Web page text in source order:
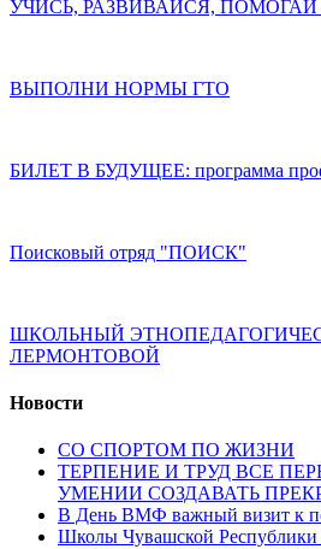
УЧИСЬ, РАЗВИВАЙСЯ,
ВЫПОЛНИ НОРМЫ ГТО
БИЛЕТ В БУДУЩЕЕ: программа
Поисковый отряд "ПОИСК"
ШКОЛЬНЫЙ
ЛЕРМОНТОВОЙ
Новости
СО СПОРТОМ ПО ЖИЗНИ
ТЕРПЕНИЕ И ТРУД ВСЕ
УМЕНИИ СОЗДАВАТЬ
В День ВМФ важный визит к
Школы Чувашской Республики